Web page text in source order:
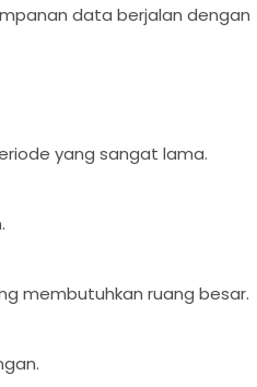
data berjalan dengan
yang sangat lama.
membutuhkan ruang besar.